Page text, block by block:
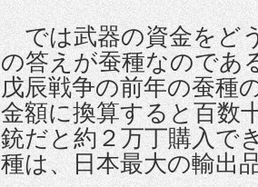
では武器の資金をど
の答えが蚕種なのであ
戊辰戦争の前年の蚕種
金額に換算すると百数
銃だと約２万丁購入で
種は、日本最大の輸出